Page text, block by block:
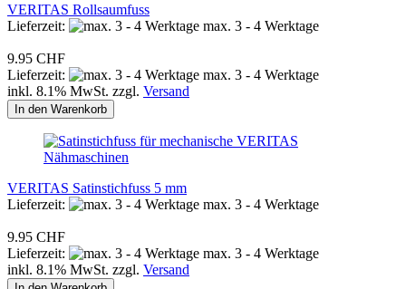
VERITAS Rollsaumfuss
Lieferzeit:
max. 3 - 4 Werktage
9.95 CHF
Lieferzeit:
max. 3 - 4 Werktage
inkl. 8.1% MwSt. zzgl. Versand
In den Warenkorb
VERITAS Satinstichfuss 5 mm
Lieferzeit:
max. 3 - 4 Werktage
9.95 CHF
Lieferzeit:
max. 3 - 4 Werktage
inkl. 8.1% MwSt. zzgl. Versand